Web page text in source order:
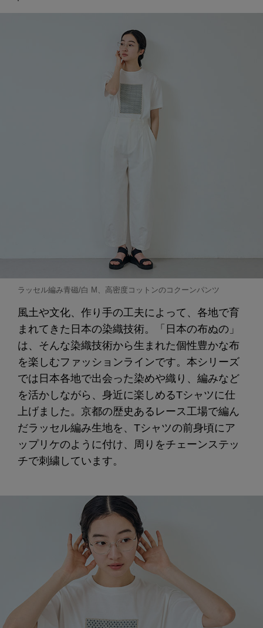
ラッセル編み青磁/白 M、高密度コットンのコクーンパンツ
風土や文化、作り手の工夫によって、各地で育
まれてきた日本の染織技術。「日本の布ぬの」
は、そんな染織技術から生まれた個性豊かな布
を楽しむファッションラインです。本シリーズ
では日本各地で出会った染めや織り、編みなど
を活かしながら、身近に楽しめるTシャツに仕
上げました。京都の歴史あるレース工場で編ん
だラッセル編み生地を、Tシャツの前身頃にア
ップリケのように付け、周りをチェーンステッ
チで刺繍しています。